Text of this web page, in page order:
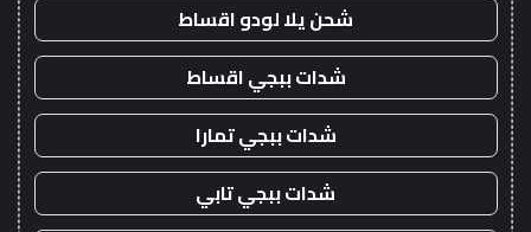
شحن يلا لودو اقساط
شدات ببجي اقساط
شدات ببجي تمارا
شدات ببجي تابي